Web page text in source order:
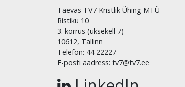
Taevas TV7 Kristlik Ühing MTÜ
Ristiku 10
3. korrus (uksekell 7)
10612, Tallinn
Telefon: 44 22227
E-posti aadress: tv7@tv7.ee